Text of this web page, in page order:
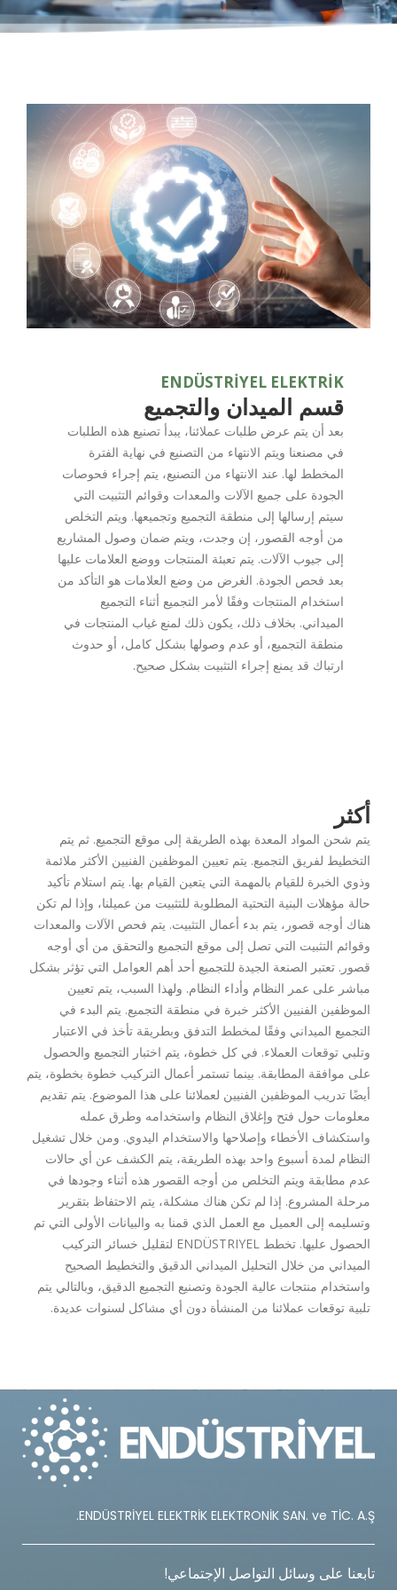
ENDÜSTRİYEL ELEKTRİK
قسم الميدان والتجميع
بعد أن يتم عرض طلبات عملائنا، يبدأ تصنيع هذه الطلبات
في مصنعنا ويتم الانتهاء من التصنيع في نهاية الفترة
المخطط لها. عند الانتهاء من التصنيع، يتم إجراء فحوصات
الجودة على جميع الآلات والمعدات وقوائم التثبيت التي
سيتم إرسالها إلى منطقة التجميع وتجميعها. ويتم التخلص
من أوجه القصور، إن وجدت، ويتم ضمان وصول المشاريع
إلى جيوب الآلات. يتم تعبئة المنتجات ووضع العلامات عليها
بعد فحص الجودة. الغرض من وضع العلامات هو التأكد من
استخدام المنتجات وفقًا لأمر التجميع أثناء التجميع
الميداني. بخلاف ذلك، يكون ذلك لمنع غياب المنتجات في
منطقة التجميع، أو عدم وصولها بشكل كامل، أو حدوث
ارتباك قد يمنع إجراء التثبيت بشكل صحيح.
أكثر
يتم شحن المواد المعدة بهذه الطريقة إلى موقع التجميع. ثم يتم
التخطيط لفريق التجميع. يتم تعيين الموظفين الفنيين الأكثر ملائمة
وذوي الخبرة للقيام بالمهمة التي يتعين القيام بها. يتم استلام تأكيد
حالة مؤهلات البنية التحتية المطلوبة للتثبيت من عميلنا، وإذا لم تكن
هناك أوجه قصور، يتم بدء أعمال التثبيت. يتم فحص الآلات والمعدات
وقوائم التثبيت التي تصل إلى موقع التجميع والتحقق من أي أوجه
قصور. تعتبر الصنعة الجيدة للتجميع أحد أهم العوامل التي تؤثر بشكل
مباشر على عمر النظام وأداء النظام. ولهذا السبب، يتم تعيين
الموظفين الفنيين الأكثر خبرة في منطقة التجميع. يتم البدء في
التجميع الميداني وفقًا لمخطط التدفق وبطريقة تأخذ في الاعتبار
وتلبي توقعات العملاء. في كل خطوة، يتم اختبار التجميع والحصول
على موافقة المطابقة. بينما تستمر أعمال التركيب خطوة بخطوة، يتم
أيضًا تدريب الموظفين الفنيين لعملائنا على هذا الموضوع. يتم تقديم
معلومات حول فتح وإغلاق النظام واستخدامه وطرق عمله
واستكشاف الأخطاء وإصلاحها والاستخدام اليدوي. ومن خلال تشغيل
النظام لمدة أسبوع واحد بهذه الطريقة، يتم الكشف عن أي حالات
عدم مطابقة ويتم التخلص من أوجه القصور هذه أثناء وجودها في
مرحلة المشروع. إذا لم تكن هناك مشكلة، يتم الاحتفاظ بتقرير
وتسليمه إلى العميل مع العمل الذي قمنا به والبيانات الأولى التي تم
الحصول عليها. تخطط ENDÜSTRIYEL لتقليل خسائر التركيب
الميداني من خلال التحليل الميداني الدقيق والتخطيط الصحيح
واستخدام منتجات عالية الجودة وتصنيع التجميع الدقيق، وبالتالي يتم
تلبية توقعات عملائنا من المنشأة دون أي مشاكل لسنوات عديدة.
ENDÜSTRİYEL ELEKTRİK ELEKTRONİK SAN. ve TİC. A.Ş.
تابعنا على وسائل التواصل الإجتماعي!